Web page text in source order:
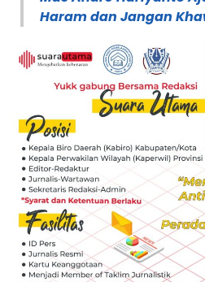
Haram dan Jangan